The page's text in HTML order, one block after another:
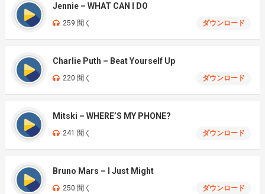
Jennie – WHAT CAN I DO
259 聞く ダウンロード
Charlie Puth – Beat Yourself Up
220 聞く ダウンロード
Mitski – WHERE’S MY PHONE?
241 聞く ダウンロード
Bruno Mars – I Just Might
250 聞く ダウンロード